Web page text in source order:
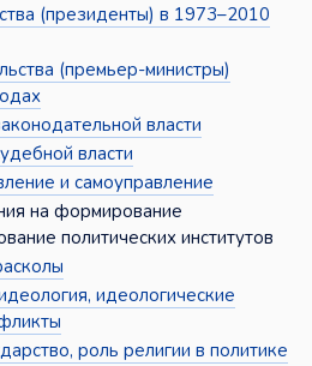
(президенты) в 1973–2010
(премьер-министры)
власти
власти
и самоуправление
на формирование
политических институтов
идеологические
роль религии в политике